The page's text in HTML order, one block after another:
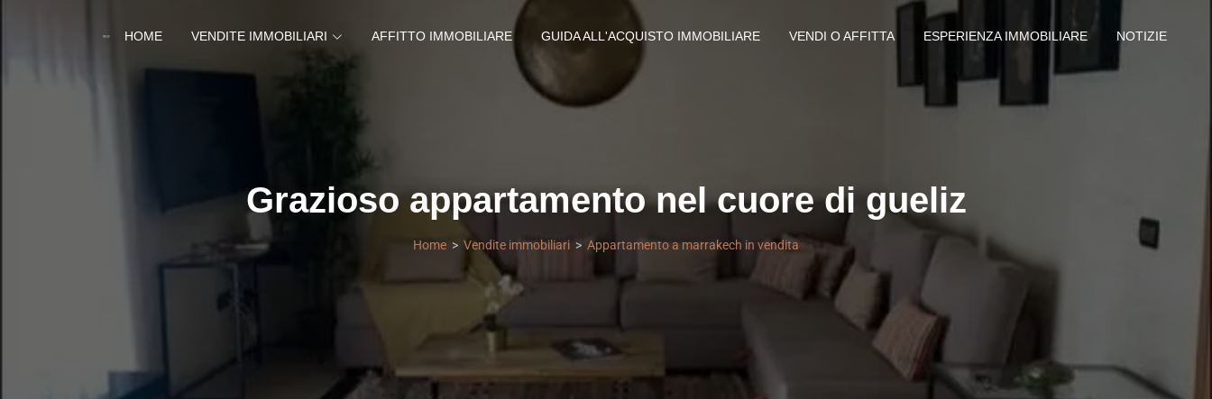
HOME VENDITE IMMOBILIARI AFFITTO IMMOBILIARE GUIDA ALL'ACQUISTO IMMOBILIARE VENDI O AFFITTA ESPERIENZA IMMOBILIARE NOTIZIE
Grazioso appartamento nel cuore di gueliz
Home Vendite immobiliari Appartamento a marrakech in vendita